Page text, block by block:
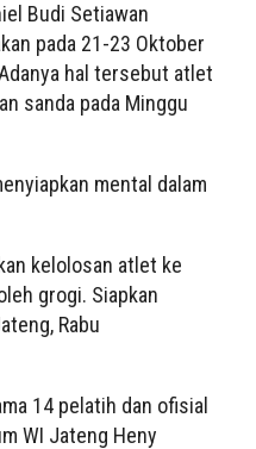
Budi Setiawan
pada 21-23 Oktober
hal tersebut atlet
sanda pada Minggu
mental dalam
kelolosan atlet ke
grogi. Siapkan
Rabu
14 pelatih dan ofisial
WI Jateng Heny